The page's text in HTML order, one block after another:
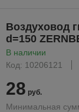
Воздуховод
d=150
В наличии
Код: 10206121
28 руб.
Минимальная